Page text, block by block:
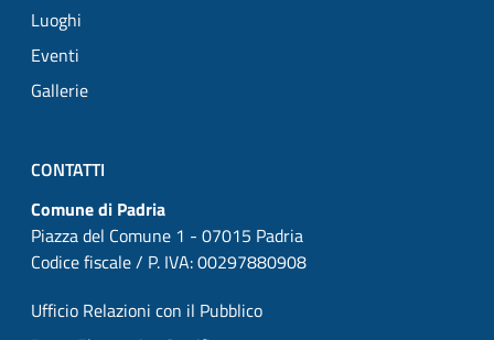
Luoghi
Eventi
Gallerie
CONTATTI
Comune di Padria
Piazza del Comune 1 - 07015 Padria
Codice fiscale / P. IVA: 00297880908
Ufficio Relazioni con il Pubblico